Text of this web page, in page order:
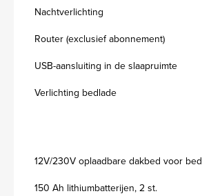
Nachtverlichting
Router (exclusief abonnement)
USB-aansluiting in de slaapruimte
Verlichting bedlade
12V/230V oplaadbare dakbed voor bed
150 Ah lithiumbatterijen, 2 st.